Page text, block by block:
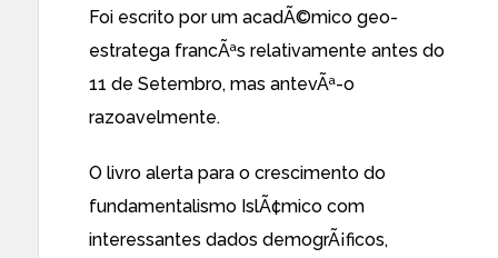
Foi escrito por um acadÃ©mico geo-
estratega francÃªs relativamente antes do
11 de Setembro, mas antevÃª-o
razoavelmente.
O livro alerta para o crescimento do
fundamentalismo IslÃ¢mico com
interessantes dados demogrÃ¡ficos,